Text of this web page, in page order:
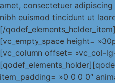
amet, consectetuer
nibh euismod tincidunt ut
[/
[vc_empty_space height=
[vc_column offset= »vc_col-
item_padding= »0 0 0 0″